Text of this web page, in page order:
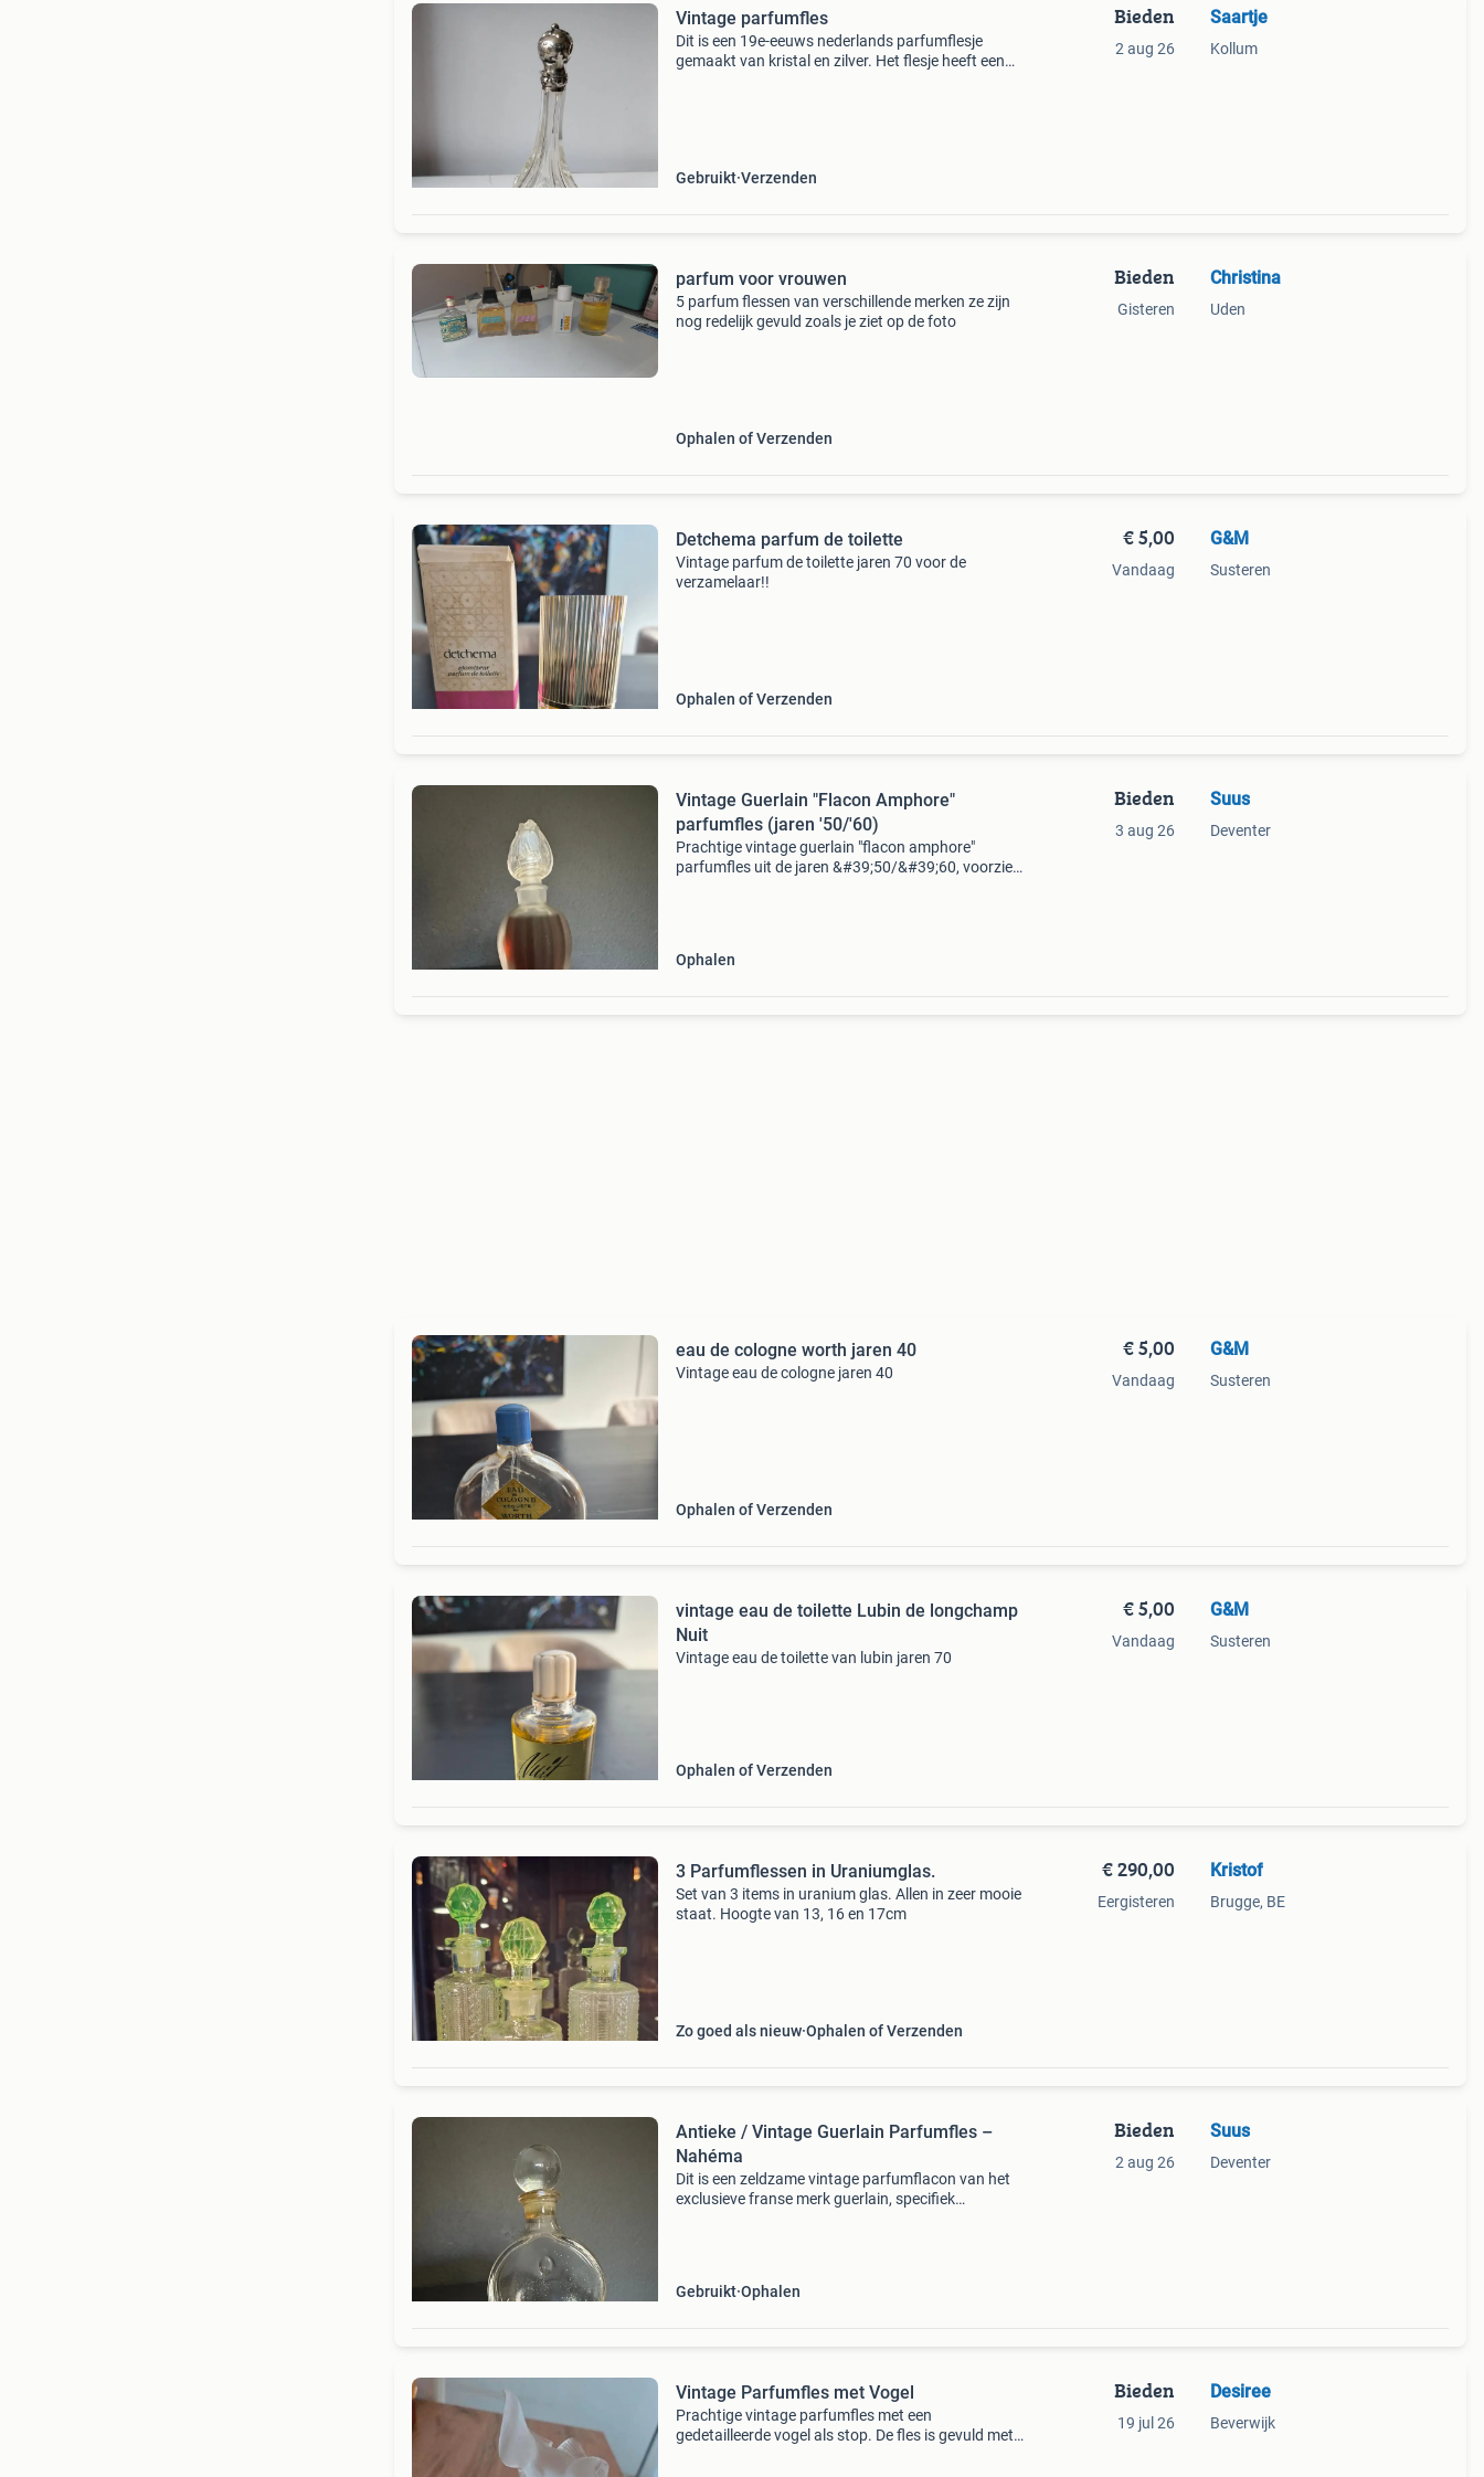
Vintage parfumfles
Dit is een 19e-eeuws nederlands parfumflesje
gemaakt van kristal en zilver. Het flesje heeft een
Gebruikt Verzenden
Bieden
2 aug 26
Saartje
Kollum
parfum voor vrouwen
5 parfum flessen van verschillende merken ze zijn
nog redelijk gevuld zoals je ziet op de foto
Ophalen of Verzenden
Bieden
Gisteren
Christina
Uden
Detchema parfum de toilette
Vintage parfum de toilette jaren 70 voor de
verzamelaar!!
Ophalen of Verzenden
€ 5,00
Vandaag
G&M
Susteren
Vintage Guerlain "Flacon Amphore"
parfumfles (jaren '50/'60)
Prachtige vintage guerlain "flacon amphore"
parfumfles uit de jaren &#39;50/&#39;60, voorzien
Ophalen
Bieden
3 aug 26
Suus
Deventer
eau de cologne worth jaren 40
Vintage eau de cologne jaren 40
Ophalen of Verzenden
€ 5,00
Vandaag
G&M
Susteren
vintage eau de toilette Lubin de longchamp
Nuit
Vintage eau de toilette van lubin jaren 70
Ophalen of Verzenden
€ 5,00
Vandaag
G&M
Susteren
3 Parfumflessen in Uraniumglas.
Set van 3 items in uranium glas. Allen in zeer mooie
staat. Hoogte van 13, 16 en 17cm
Zo goed als nieuw Ophalen of Verzenden
€ 290,00
Eergisteren
Kristof
Brugge, BE
Antieke / Vintage Guerlain Parfumfles –
Nahéma
Dit is een zeldzame vintage parfumflacon van het
exclusieve franse merk guerlain, specifiek
Gebruikt Ophalen
Bieden
2 aug 26
Suus
Deventer
Vintage Parfumfles met Vogel
Prachtige vintage parfumfles met een
gedetailleerde vogel als stop. De fles is gevuld met
Bieden
19 jul 26
Desiree
Beverwijk